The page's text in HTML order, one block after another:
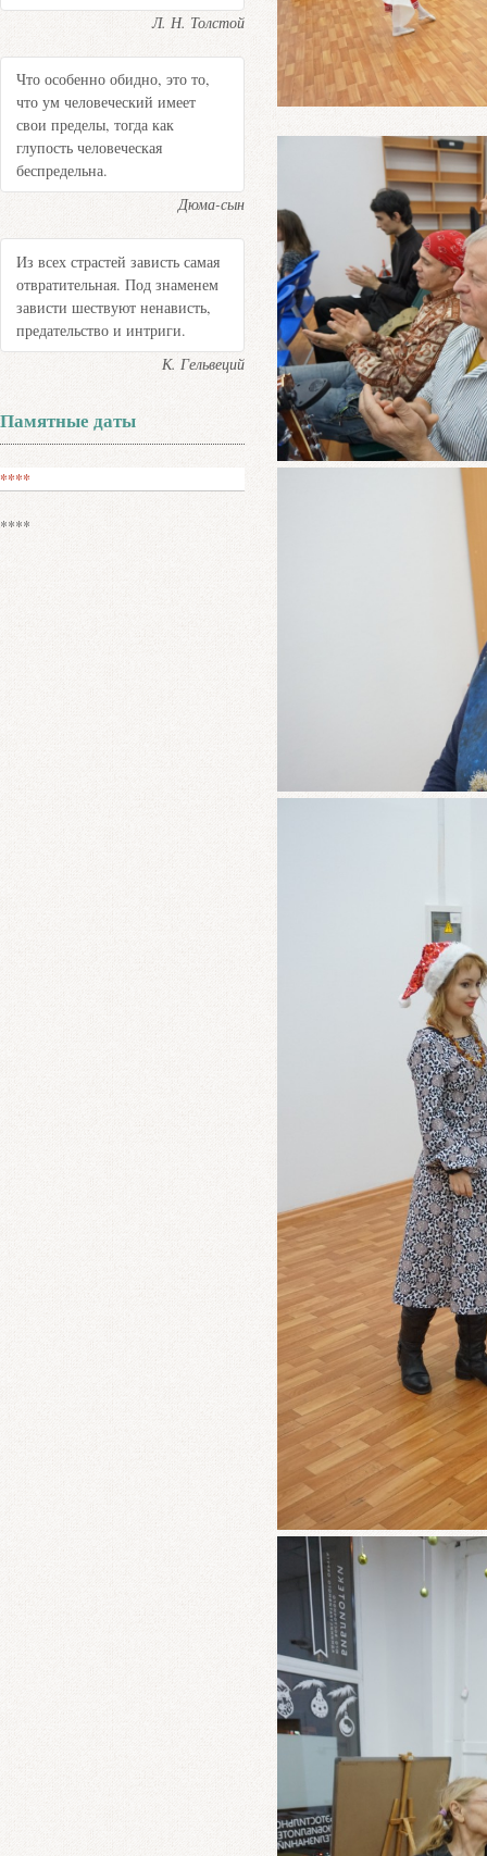
Л. Н. Толстой
Что особенно обидно, это то,
что ум человеческий имеет
свои пределы, тогда как
глупость человеческая
беспредельна.
Дюма-сын
Из всех страстей зависть самая
отвратительная. Под знаменем
зависти шествуют ненависть,
предательство и интриги.
К. Гельвеций
Памятные даты
****
****